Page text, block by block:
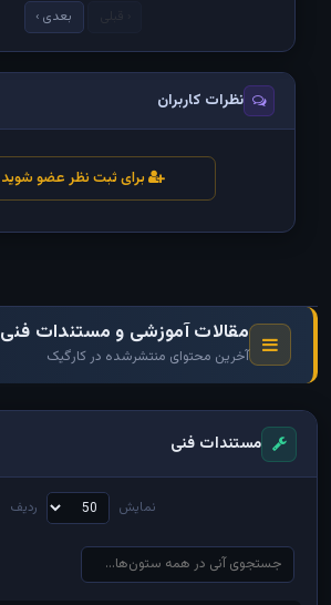
بعدی ›
نظرات کاربران
برای ثبت نظر عضو شوید
مقالات آموزشی و مستندات فنی
آخرین محتوای منتشرشده در کارگیک
مستندات فنی
نمایش ردیف